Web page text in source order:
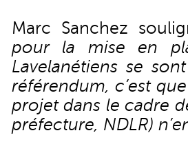
Marc Sanchez
pour la mise en
Lavelanétiens se
référendum, c’est
projet dans le cadre
préfecture, NDLR)